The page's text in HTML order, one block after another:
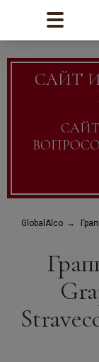
САЙТ
GlobalAlco